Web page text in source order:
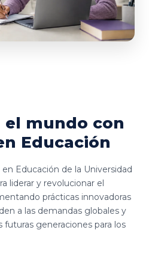
el mundo con
Educación
Educación de la Universidad
liderar y revolucionar el
prácticas innovadoras
a las demandas globales y
futuras generaciones para los